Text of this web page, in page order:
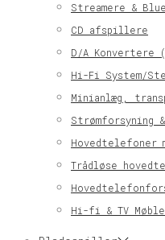
Streamere &
CD afspillere
D/A Konvertere
Hi-Fi System/
Minianlæg,
Strømforsyning
Hovedtelefoner
Trådløse
Hi-fi & TV